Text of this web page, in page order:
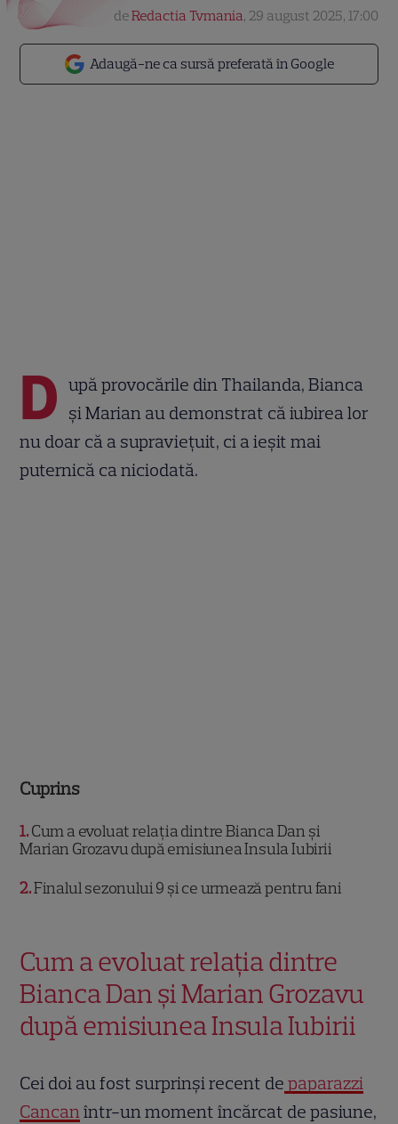
Adaugă-ne ca sursă preferată în Google
deRedactia Tvmania, 29 august 2025, 17:00
D upă provocările din Thailanda, Bianca
și Marian au demonstrat că iubirea lor
nu doar că a supraviețuit, ci a ieșit mai
puternică ca niciodată.
Cuprins
1 Cum a evoluat relația dintre Bianca Dan și
Marian Grozavu după emisiunea Insula Iubirii
2 Finalul sezonului 9 și ce urmează pentru fani
Cum a evoluat relația dintre
Bianca Dan și Marian Grozavu
după emisiunea Insula Iubirii
Cei doi au fost surprinși recent de paparazzi
Cancanîntr-un moment încărcat de pasiune,